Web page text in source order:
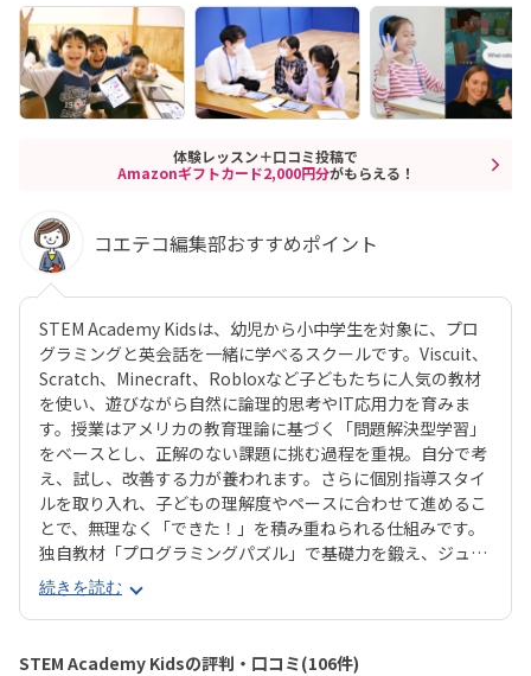
体験レッスン＋口コミ投稿で
Amazonギフトカード2,000円分がもらえる！
コエテコ編集部おすすめポイント
STEM Academy Kidsは、幼児から小中学生を対象に、プロ
グラミングと英会話を一緒に学べるスクールです。Viscuit、
Scratch、Minecraft、Robloxなど子どもたちに人気の教材
を使い、遊びながら自然に論理的思考やIT応用力を育みま
す。授業はアメリカの教育理論に基づく「問題解決型学習」
をベースとし、正解のない課題に挑む過程を重視。自分で考
え、試し、改善する力が養われます。さらに個別指導スタイ
ルを取り入れ、子どもの理解度やペースに合わせて進めるこ
とで、無理なく「できた！」を積み重ねられる仕組みです。
独自教材「プログラミングパズル」で基礎力を鍛え、ジュニ
ア・プログラミング検定の取得もサポート。校舎は東京・神
奈川・埼玉・千葉に展開し、オンライン授業にも対応してい
ます。柔軟なコース選択や振替制度も整っており、継続しや
すい環境で将来につながる次世代スキルを学べます。
続きを読む
STEM Academy Kidsの評判・口コミ(106件)